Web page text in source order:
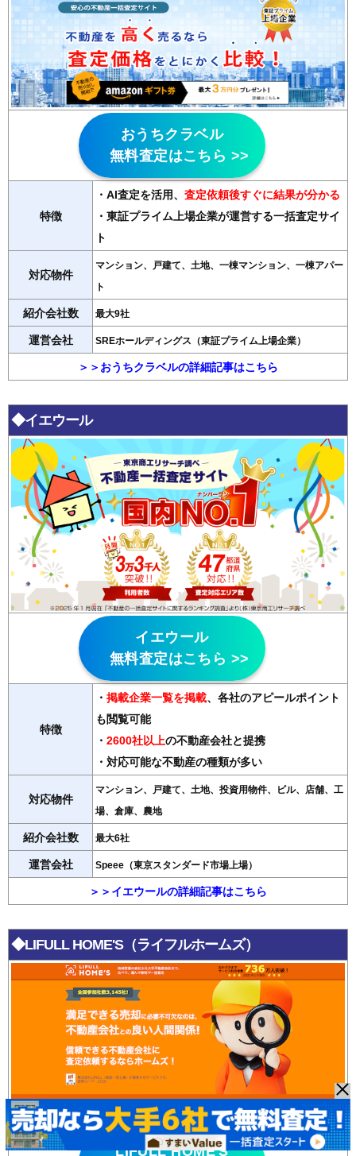
おうちクラベル
無料査定はこちら >>
特徴
・AI査定を活用、 査定依頼後すぐに結果が分かる
・東証プライム上場企業が運営する一括査定サイ
ト
対応物件
マンション、戸建て、土地、一棟マンション、一棟アパー
ト
紹介会社数 最大9社
運営会社 SREホールディングス（東証プライム上場企業）
＞＞おうちクラベルの詳細記事はこちら
◆イエウール
イエウール
無料査定はこちら >>
特徴
・ 掲載企業一覧を掲載、各社のアピールポイント
も閲覧可能
・ 2600社以上の不動産会社と提携
・対応可能な不動産の種類が多い
対応物件
マンション、戸建て、土地、投資用物件、ビル、店舗、工
場、倉庫、農地
紹介会社数 最大6社
運営会社 Speee（東京スタンダード市場上場）
＞＞イエウールの詳細記事はこちら
◆LIFULL HOME'S（ライフルホームズ）
LIFULL HOME'S